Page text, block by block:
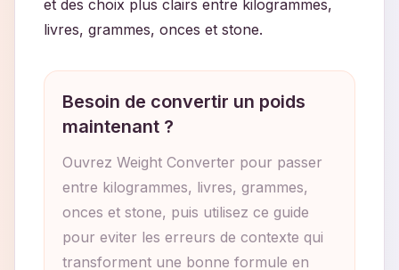
et des choix plus clairs entre kilogrammes,
livres, grammes, onces et stone.
Besoin de convertir un poids
maintenant ?
Ouvrez Weight Converter pour passer
entre kilogrammes, livres, grammes,
onces et stone, puis utilisez ce guide
pour eviter les erreurs de contexte qui
transforment une bonne formule en